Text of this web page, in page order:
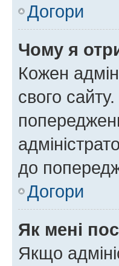
Догори
Чому я
Кожен
свого
до
Догори
Як мені
Якщо